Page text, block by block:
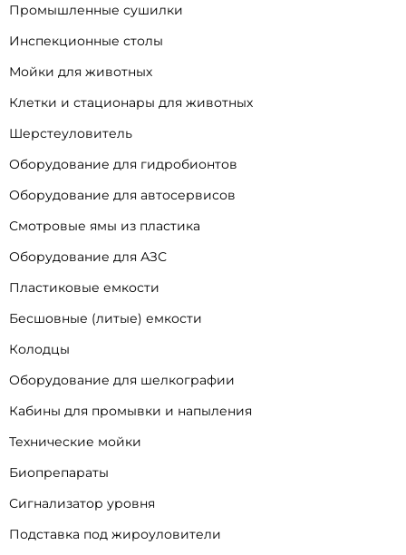
Промышленные сушилки
Инспекционные столы
Мойки для животных
Клетки и стационары для животных
Шерстеуловитель
Оборудование для гидробионтов
Оборудование для автосервисов
Смотровые ямы из пластика
Оборудование для АЗС
Пластиковые емкости
Бесшовные (литые) емкости
Колодцы
Оборудование для шелкографии
Кабины для промывки и напыления
Технические мойки
Биопрепараты
Сигнализатор уровня
Подставка под жироуловители